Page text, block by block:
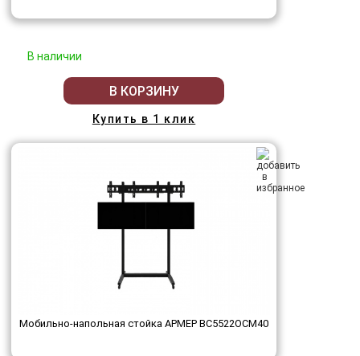
В наличии
В КОРЗИНУ
Купить в 1 клик
Мобильно-напольная стойка АРМЕР ВС5522ОСМ40